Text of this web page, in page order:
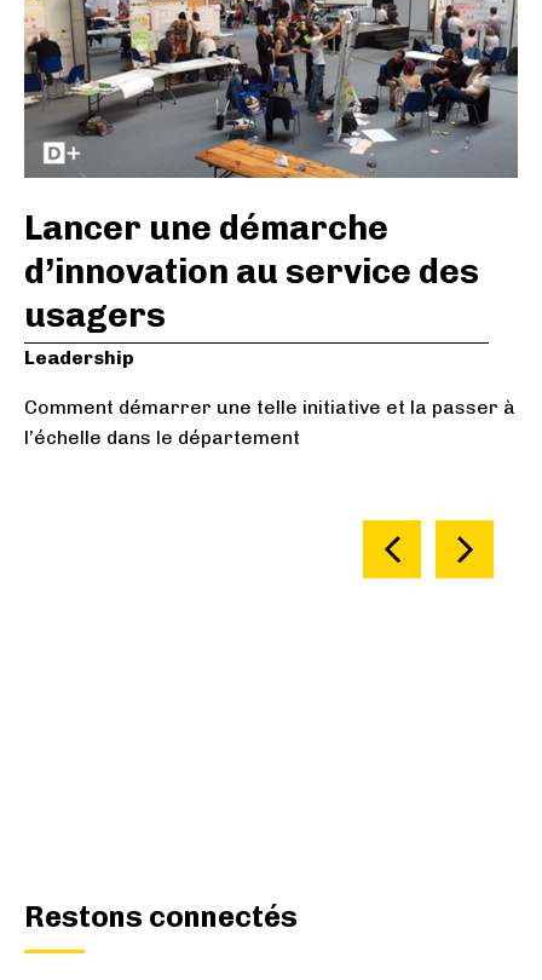
Lancer une démarche
d’innovation au service des
usagers
Leadership
Comment démarrer une telle initiative et la passer à
l’échelle dans le département
Restons connectés